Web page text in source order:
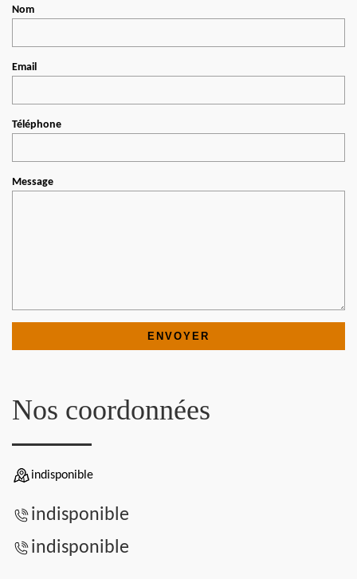
Nom
Email
Téléphone
Message
Nos coordonnées
indisponible
indisponible
indisponible